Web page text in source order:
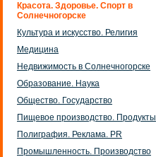
Красота. Здоровье. Спорт в
Солнечногорске
Культура и искусство. Религия
Медицина
Недвижимость в Солнечногорске
Образование. Наука
Общество. Государство
Пищевое производство. Продукты
Полиграфия. Реклама. PR
Промышленность. Производство